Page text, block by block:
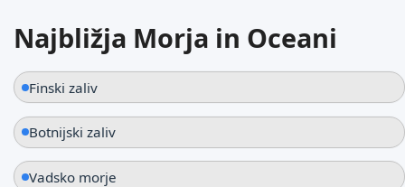
Sopot
Poljska
Najbližja Morja in Oceani
Finski zaliv
Botnijski zaliv
Vadsko morje